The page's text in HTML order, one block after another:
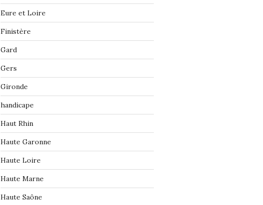
Eure et Loire
Finistère
Gard
Gers
Gironde
handicape
Haut Rhin
Haute Garonne
Haute Loire
Haute Marne
Haute Saône